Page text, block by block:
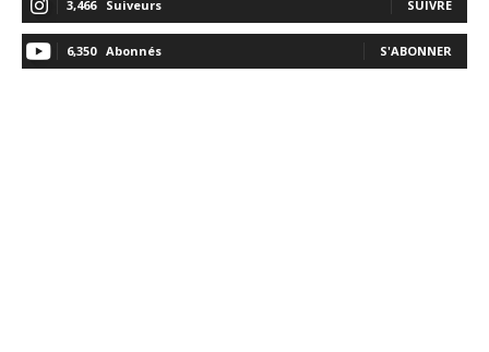
3,466 Suiveurs SUIVRE
6,350 Abonnés S'ABONNER